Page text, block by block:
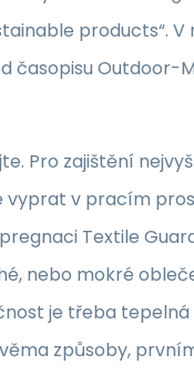
products“. V
časopisu Outdoor-
Pro zajištění
v pracím
Textile
nebo mokré
je třeba
způsoby,